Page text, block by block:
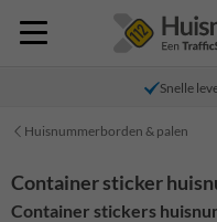
Snelle
Huisnummerborden & palen
Container sticker
Container stickers